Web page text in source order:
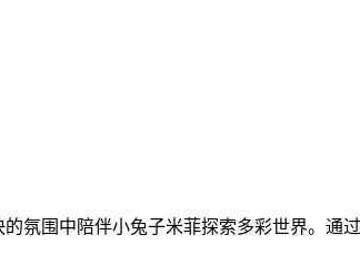
氛围中陪伴小兔子米菲探索多彩世界。通